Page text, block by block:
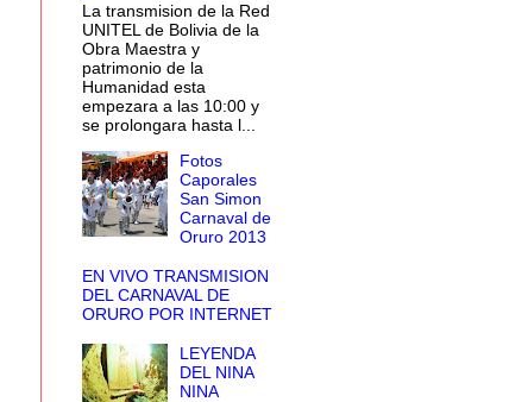
La transmision de la Red
UNITEL de Bolivia de la
Obra Maestra y
patrimonio de la
Humanidad esta
empezara a las 10:00 y
se prolongara hasta l...
Fotos
Caporales
San Simon
Carnaval de
Oruro 2013
EN VIVO TRANSMISION
DEL CARNAVAL DE
ORURO POR INTERNET
LEYENDA
DEL NINA
NINA